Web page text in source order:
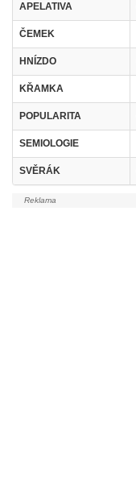
APELATIVA
ČEMEK
HNÍZDO
KŘAMKA
POPULARITA
SEMIOLOGIE
SVĚRÁK